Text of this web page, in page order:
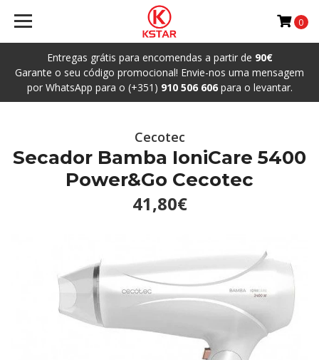
Entregas grátis para encomendas a partir de 90€
Garante o seu código promocional! Envie-nos uma mensagem
por WhatsApp para o (+351) 910 506 606para o levantar.
0
Cecotec
Secador Bamba IoniCare 5400
Power&Go Cecotec
41,80€